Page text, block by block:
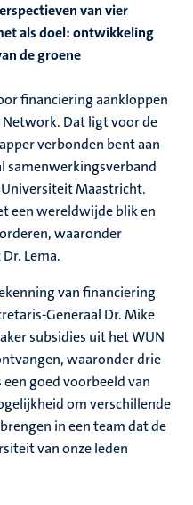
van vier
als doel: ontwikkeling
de groene
financiering aankloppen
Dat ligt voor de
verbonden bent aan
samenwerkingsverband
Universiteit Maastricht.
een wereldwijde blik en
waaronder
Lema.
van financiering
Generaal Dr. Mike
subsidies uit het WUN
waaronder drie
goed voorbeeld van
om verschillende
in een team dat de
van onze leden